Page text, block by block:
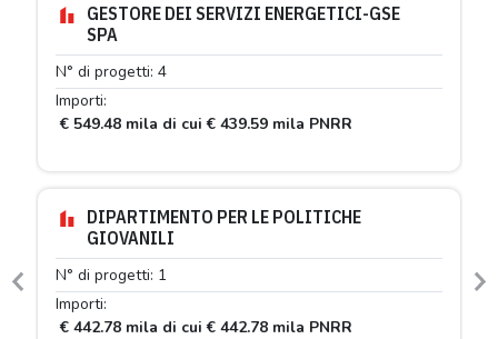
GESTORE DEI SERVIZI ENERGETICI-GSE
SPA
N° di progetti: 4
Importi:
€ 549.48 mila di cui € 439.59 mila PNRR
DIPARTIMENTO PER LE POLITICHE
GIOVANILI
N° di progetti: 1
Importi:
€ 442.78 mila di cui € 442.78 mila PNRR
Previous